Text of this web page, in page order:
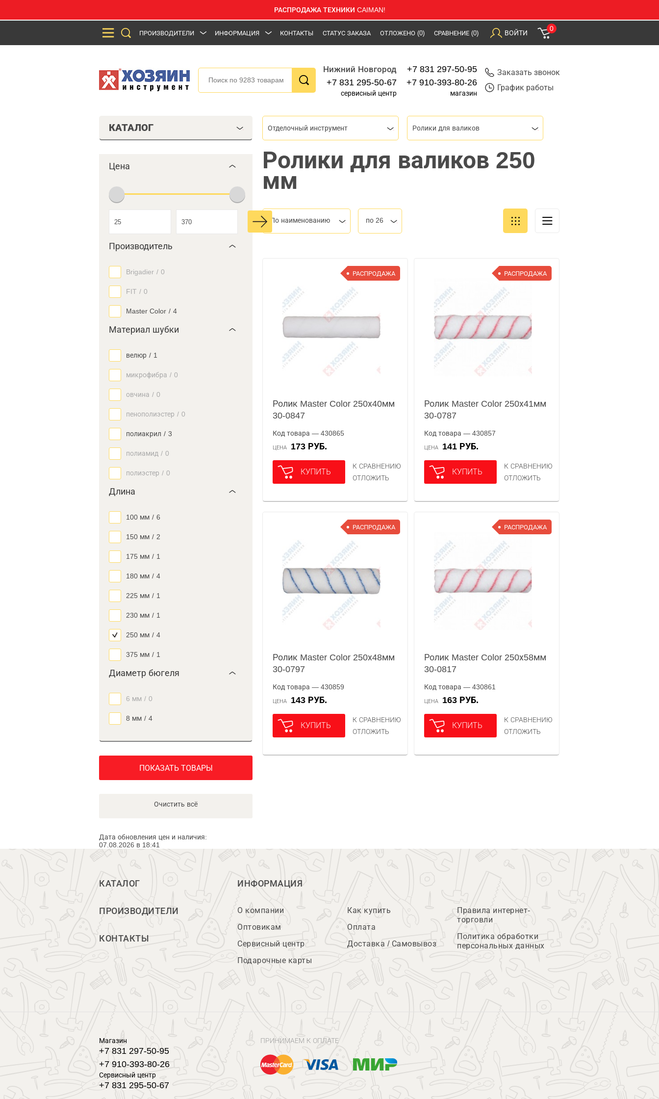
РАСПРОДАЖА ТЕХНИКИ CAIMAN!
ПРОИЗВОДИТЕЛИ ИНФОРМАЦИЯ КОНТАКТЫ СТАТУС ЗАКАЗА ОТЛОЖЕНО (0) СРАВНЕНИЕ (0) ВОЙТИ
0
Нижний Новгород
+7 831 295-50-67
сервисный центр
+7 831 297-50-95
+7 910-393-80-26
магазин
Заказать звонок
График работы
КАТАЛОГ
Цена
Производитель
Brigadier / 0
FIT / 0
Master Color / 4
Материал шубки
велюр / 1
микрофибра / 0
овчина / 0
пенополиэстер / 0
полиакрил / 3
полиамид / 0
полиэстер / 0
Длина
100 мм / 6
150 мм / 2
175 мм / 1
180 мм / 4
225 мм / 1
230 мм / 1
250 мм / 4
375 мм / 1
Диаметр бюгеля
6 мм / 0
8 мм / 4
ПОКАЗАТЬ ТОВАРЫ
Очистить всё
Дата обновления цен и наличия:
07.08.2026 в 18:41
Отделочный инструмент Ролики для валиков
Ролики для валиков 250
мм
По наименованию по 26
РАСПРОДАЖА
Ролик Master Color 250х40мм
30-0847
Код товара — 430865
ЦЕНА 173 РУБ.
КУПИТЬ
К СРАВНЕНИЮ
ОТЛОЖИТЬ
РАСПРОДАЖА
Ролик Master Color 250х41мм
30-0787
Код товара — 430857
ЦЕНА 141 РУБ.
КУПИТЬ
К СРАВНЕНИЮ
ОТЛОЖИТЬ
РАСПРОДАЖА
Ролик Master Color 250х48мм
30-0797
Код товара — 430859
ЦЕНА 143 РУБ.
КУПИТЬ
К СРАВНЕНИЮ
ОТЛОЖИТЬ
РАСПРОДАЖА
Ролик Master Color 250х58мм
30-0817
Код товара — 430861
ЦЕНА 163 РУБ.
КУПИТЬ
К СРАВНЕНИЮ
ОТЛОЖИТЬ
КАТАЛОГ
ПРОИЗВОДИТЕЛИ
КОНТАКТЫ
ИНФОРМАЦИЯ
О компании
Оптовикам
Сервисный центр
Подарочные карты
Как купить
Оплата
Доставка / Самовывоз
Правила интернет-
торговли
Политика обработки
персональных данных
Магазин
+7 831 297-50-95
+7 910-393-80-26
Сервисный центр
+7 831 295-50-67
ПРИНИМАЕМ К ОПЛАТЕ